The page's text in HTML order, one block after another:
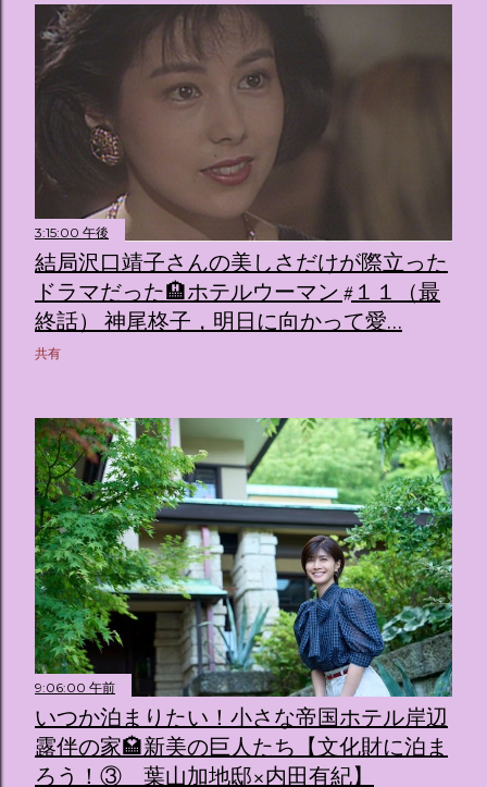
3:15:00 午後
結局沢口靖子さんの美しさだけが際立った
ドラマだった🏨ホテルウーマン #１１（最
終話） 神尾柊子，明日に向かって愛…
共有
9:06:00 午前
いつか泊まりたい！小さな帝国ホテル岸辺
露伴の家🏩新美の巨人たち【文化財に泊ま
ろう！③ 葉山加地邸×内田有紀】